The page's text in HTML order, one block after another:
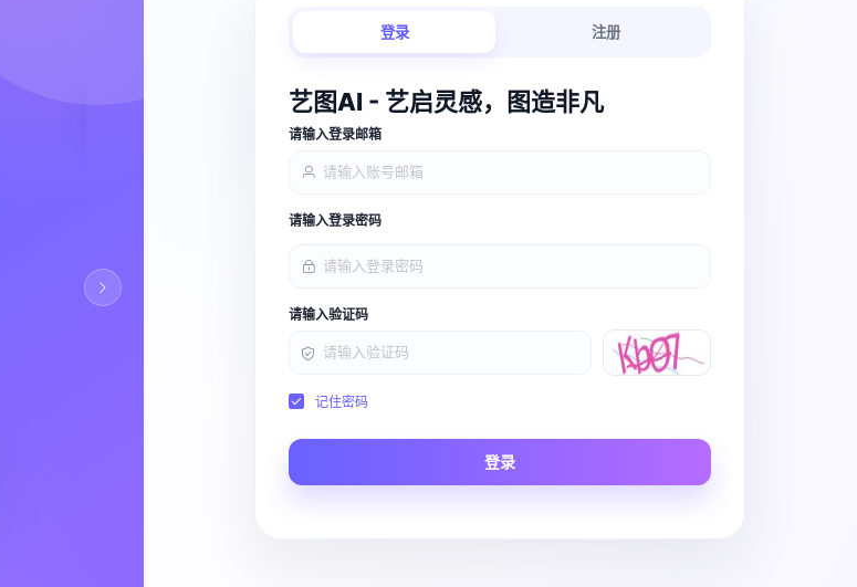
从脚本、分镜到视频生成，保持创作链路连贯顺畅。
Scene
登录 注册
艺图AI - 艺启灵感，图造非凡
请输入登录邮箱
请输入登录密码
请输入验证码
记住密码
登录